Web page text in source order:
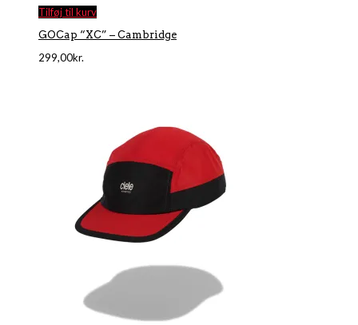
Tilføj til kurv
GOCap “XC” – Cambridge
299,00kr.